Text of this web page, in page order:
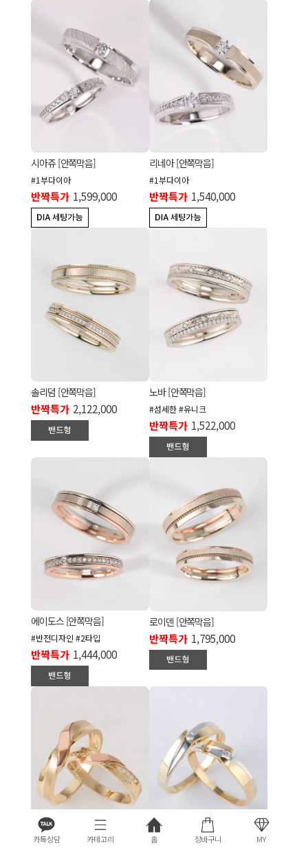
카톡상담 카테고리 홈 장바구니 MY
시아쥬 [안쪽막음]
#1부다이아
반짝특가 1,599,000
리네아 [안쪽막음]
#1부다이아
반짝특가 1,540,000
솔리덤 [안쪽막음]
반짝특가 2,122,000
노바 [안쪽막음]
#섬세한 #유니크
반짝특가 1,522,000
에이도스 [안쪽막음]
#반전디자인 #2타입
반짝특가 1,444,000
로이덴 [안쪽막음]
반짝특가 1,795,000